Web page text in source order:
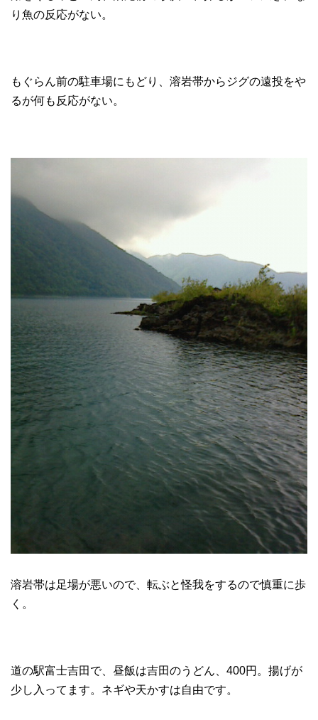
り魚の反応がない。
もぐらん前の駐車場にもどり、溶岩帯からジグの遠投をや
るが何も反応がない。
溶岩帯は足場が悪いので、転ぶと怪我をするので慎重に歩
く。
道の駅富士吉田で、昼飯は吉田のうどん、400円。揚げが
少し入ってます。ネギや天かすは自由です。